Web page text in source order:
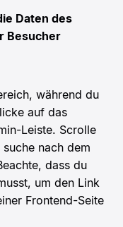
Daten des
Besucher
während du
auf das
Leiste. Scrolle
nach dem
dass du
um den Link
Frontend-Seite